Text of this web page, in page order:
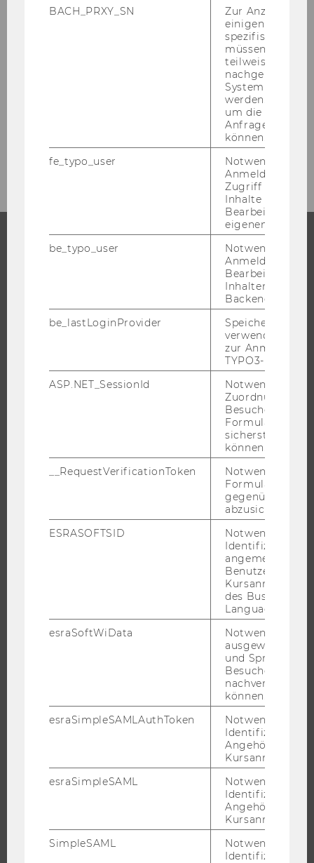
Rückblick 2021
Rückblick 2016
VERANSTALTER
KOOPERATIONSPARTNER
SEMINAR 2026
OGH CERCLE 2026
CHRONIK
KONTAKT
RÜCKBLICK 2024
RÜCKBLICK 2021
BACH_PRXY_SN
Zur Anzeige von
einigen WU-
spezifischen
müssen
teilweise von
nachgelagerten
System
werden.
um die Antwort
Anfrage
können.
fe_typo_user
Notwendig für
Anmeldung und
Zugriff auf
Inhalte oder zur
Bearbeitung des
eigenen Profils.
be_typo_user
Notwendig für
Anmeldung und
Bearbeitung von
Inhalten im
Backend.
be_lastLoginProvider
Speichert die
verwendete
zur Anmeldung
TYPO3-Backend.
ASP.NET_SessionId
Notwendig, um
Zuordnung von
Besucher zu
sicherstellen zu
können.
__RequestVerificationToken
Notwendig, um
gegenüber
abzusichern.
ESRASOFTSID
Notwendig zur
Identifizierung
angemeldeten
Benutzers im
des Business
Language
esraSoftWiData
Notwendig um
ausgewählte
und
Besuchers
nachverfolgen
können.
esraSimpleSAMLAuthToken
Notwendig zur
Identifizierung
Angehörige/r für
Kursanmeldung.
esraSimpleSAML
Notwendig zur
Identifizierung
Angehörige/r für
Kursanmeldung.
SimpleSAML
Notwendig zur
Identifizierung